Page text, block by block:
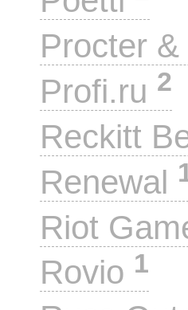
Procter
Profi.ru 2
Reckitt
Renewal
Riot
Rovio 1